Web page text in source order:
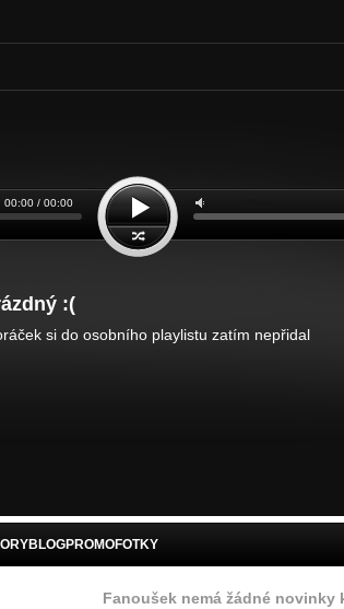
00:00 / 00:00
:(
si do osobního playlistu zatím nepřidal
BLOGPROMOFOTKY
Fanoušek nemá žádné novinky